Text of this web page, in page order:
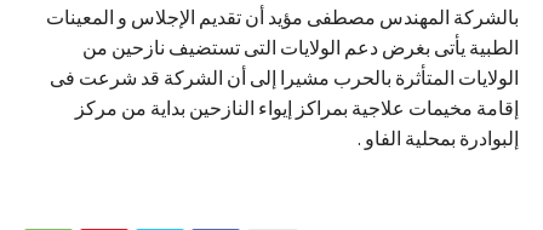
بالشركة المهندس مصطفى مؤيد أن تقديم الإجلاس و المعينات
الطبية يأتى بغرض دعم الولايات التى تستضيف نازحين من
الولايات المتأثرة بالحرب مشيرا إلى أن الشركة قد شرعت فى
إقامة مخيمات علاجية بمراكز إيواء النازحين بداية من مركز
إلبوادرة بمحلية الفاو .